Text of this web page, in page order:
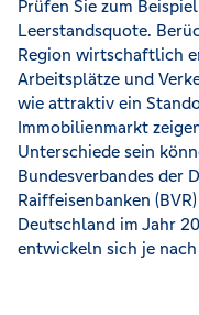
Prüfen Sie zum
Leerstandsquote.
Region wirtschaftlich
Arbeitsplätze und
wie attraktiv ein
Immobilienmarkt
Unterschiede sein
Bundesverbandes der
Raiffeisenbanken
Deutschland im Jahr
entwickeln sich je